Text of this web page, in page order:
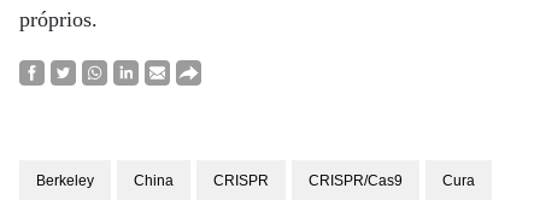
próprios.
Berkeley China CRISPR CRISPR/Cas9 Cura